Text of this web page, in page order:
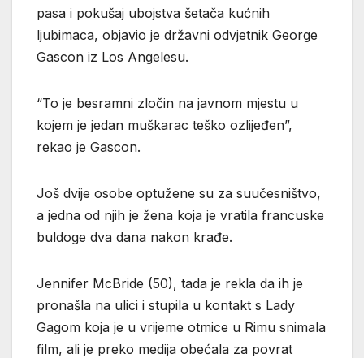
pasa i pokušaj ubojstva šetača kućnih
ljubimaca, objavio je državni odvjetnik George
Gascon iz Los Angelesu.
“To je besramni zločin na javnom mjestu u
kojem je jedan muškarac teško ozlijeđen”,
rekao je Gascon.
Još dvije osobe optužene su za suučesništvo,
a jedna od njih je žena koja je vratila francuske
buldoge dva dana nakon krađe.
Jennifer McBride (50), tada je rekla da ih je
pronašla na ulici i stupila u kontakt s Lady
Gagom koja je u vrijeme otmice u Rimu snimala
film, ali je preko medija obećala za povrat